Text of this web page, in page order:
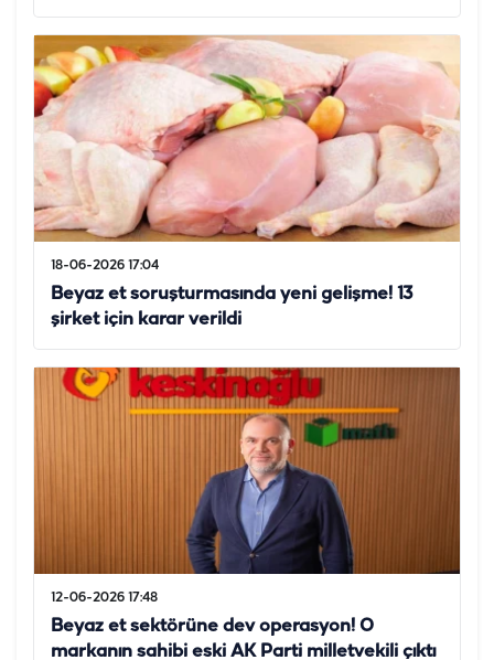
18-06-2026 17:04
Beyaz et soruşturmasında yeni gelişme! 13
şirket için karar verildi
12-06-2026 17:48
Beyaz et sektörüne dev operasyon! O
markanın sahibi eski AK Parti milletvekili çıktı